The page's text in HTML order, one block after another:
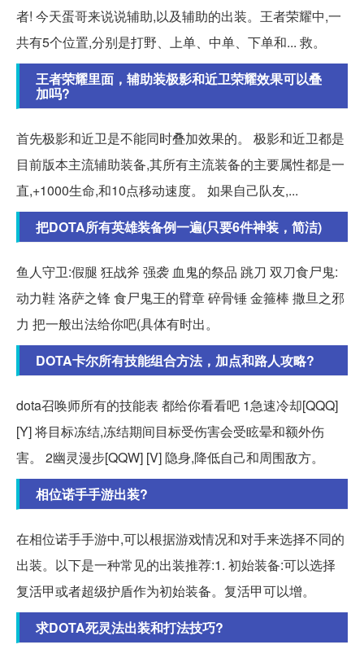
者! 今天蛋哥来说说辅助,以及辅助的出装。王者荣耀中,一
共有5个位置,分别是打野、上单、中单、下单和... 救。
王者荣耀里面，辅助装极影和近卫荣耀效果可以叠
加吗?
首先极影和近卫是不能同时叠加效果的。 极影和近卫都是
目前版本主流辅助装备,其所有主流装备的主要属性都是一
直,+1000生命,和10点移动速度。 如果自己队友,...
把DOTA所有英雄装备例一遍(只要6件神装，简洁)
鱼人守卫:假腿 狂战斧 强袭 血鬼的祭品 跳刀 双刀食尸鬼:
动力鞋 洛萨之锋 食尸鬼王的臂章 碎骨锤 金箍棒 撒旦之邪
力 把一般出法给你吧(具体有时出。
DOTA卡尔所有技能组合方法，加点和路人攻略?
dota召唤师所有的技能表 都给你看看吧 1急速冷却[QQQ]
[Y] 将目标冻结,冻结期间目标受伤害会受眩晕和额外伤
害。 2幽灵漫步[QQW] [V] 隐身,降低自己和周围敌方。
相位诺手手游出装?
在相位诺手手游中,可以根据游戏情况和对手来选择不同的
出装。以下是一种常见的出装推荐:1. 初始装备:可以选择
复活甲或者超级护盾作为初始装备。复活甲可以增。
求DOTA死灵法出装和打法技巧?